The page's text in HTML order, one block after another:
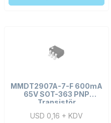
MMDT2907A-7-F 600mA
65V SOT-363 PNP
Transistör
USD 0,16 + KDV